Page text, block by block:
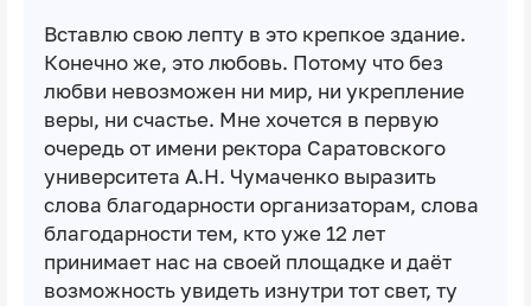
Вставлю свою лепту в это крепкое здание.
Конечно же, это любовь. Потому что без
любви невозможен ни мир, ни укрепление
веры, ни счастье. Мне хочется в первую
очередь от имени ректора Саратовского
университета А.Н. Чумаченко выразить
слова благодарности организаторам, слова
благодарности тем, кто уже 12 лет
принимает нас на своей площадке и даёт
возможность увидеть изнутри тот свет, ту